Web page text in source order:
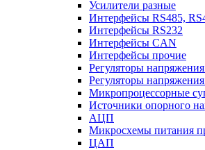
Усилители разные
Интерфейсы RS485,
Интерфейсы RS232
Интерфейсы CAN
Интерфейсы прочие
Регуляторы
Регуляторы
Микропроцессорные
Источники опорного
АЦП
Микросхемы питания
ЦАП